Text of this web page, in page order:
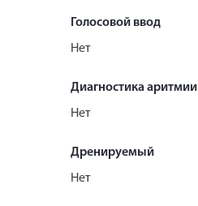
Голосовой ввод
Нет
Диагностика аритмии
Нет
Дренируемый
Нет